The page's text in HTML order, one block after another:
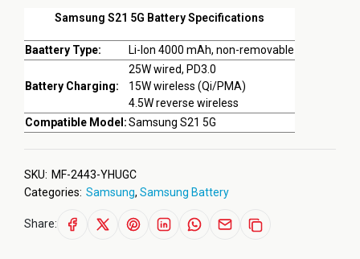
Samsung S21 5G Battery Specifications
Baattery Type: Li-Ion 4000 mAh, non-removable
Battery Charging:
25W wired, PD3.0
15W wireless (Qi/PMA)
4.5W reverse wireless
Compatible Model:Samsung S21 5G
SKU: MF-2443-YHUGC
Categories: Samsung, Samsung Battery
Share: